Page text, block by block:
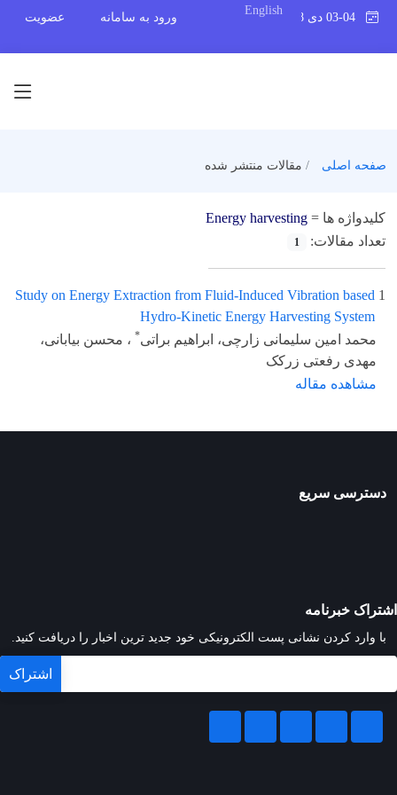
English
ورود به سامانه عضویت
صفحه اصلی مقالات منتشر شده
کلیدواژه ها = Energy harvesting
تعداد مقالات:
1
1
Study on Energy Extraction from Fluid-Induced Vibration based
Hydro-Kinetic Energy Harvesting System
محمد امین سلیمانی زارچی، ابراهیم براتی* ، محسن بیابانی،
مهدی رفعتی زرکک
مشاهده مقاله
دسترسی سریع
اشتراک خبرنامه
با وارد کردن نشانی پست الکترونیکی خود جدید ترین اخبار را دریافت کنید.